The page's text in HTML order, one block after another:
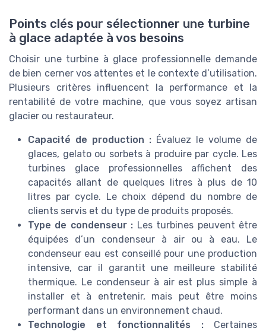
Points clés pour sélectionner une turbine
à glace adaptée à vos besoins
Choisir une turbine à glace professionnelle demande
de bien cerner vos attentes et le contexte d’utilisation.
Plusieurs critères influencent la performance et la
rentabilité de votre machine, que vous soyez artisan
glacier ou restaurateur.
Capacité de production : Évaluez le volume de
glaces, gelato ou sorbets à produire par cycle. Les
turbines glace professionnelles affichent des
capacités allant de quelques litres à plus de 10
litres par cycle. Le choix dépend du nombre de
clients servis et du type de produits proposés.
Type de condenseur : Les turbines peuvent être
équipées d’un condenseur à air ou à eau. Le
condenseur eau est conseillé pour une production
intensive, car il garantit une meilleure stabilité
thermique. Le condenseur à air est plus simple à
installer et à entretenir, mais peut être moins
performant dans un environnement chaud.
Technologie et fonctionnalités :Certaines